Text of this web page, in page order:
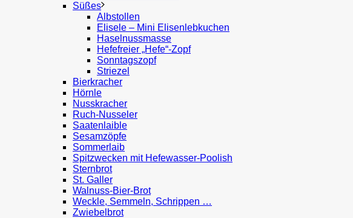
Süßes
Albstollen
Elisele – Mini Elisenlebkuchen
Haselnussmasse
Hefefreier „Hefe“-Zopf
Sonntagszopf
Striezel
Bierkracher
Hörnle
Nusskracher
Ruch-Nusseler
Saatenlaible
Sesamzöpfe
Sommerlaib
Spitzwecken mit Hefewasser-Poolish
Sternbrot
St. Galler
Walnuss-Bier-Brot
Weckle, Semmeln, Schrippen …
Zwiebelbrot